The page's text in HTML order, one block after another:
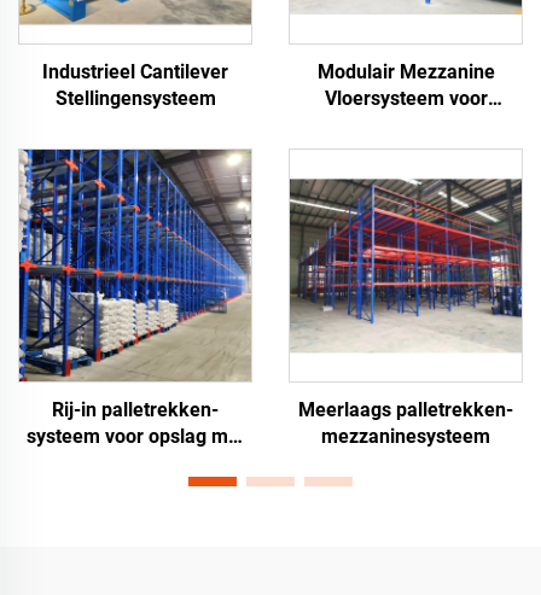
Industrieel Cantilever
Stellingensysteem
Modulair Mezzanine
Vloersysteem voor
Rij-in palletrekken-
systeem voor opslag met
Meerlaags palletrekken-
mezzaninesysteem